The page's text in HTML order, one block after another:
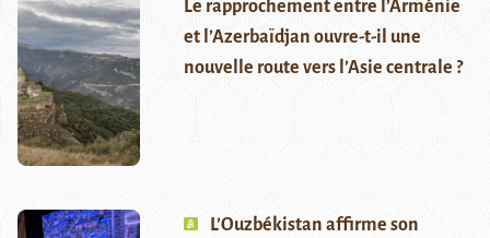
Le rapprochement entre l’Arménie
et l’Azerbaïdjan ouvre-t-il une
nouvelle route vers l’Asie centrale ?
L’Ouzbékistan affirme son